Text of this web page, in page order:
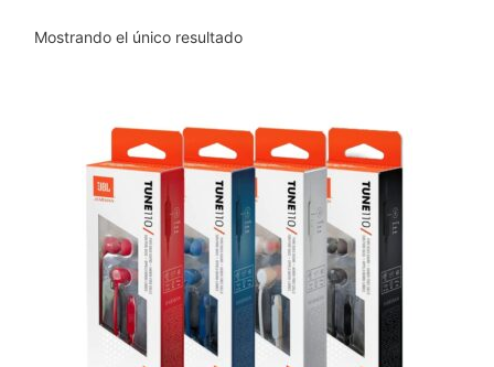
Mostrando el único resultado